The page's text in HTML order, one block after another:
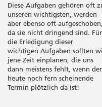
Diese Aufgaben gehören oft
unseren wichtigsten, werden
aber ebenso oft aufgeschoben,
da sie nicht dringend sind. Für
die Erledigung dieser
wichtigen Aufgaben sollten
jene Zeit einplanen, die uns
dann meistens fehlt, wenn der
heute noch fern scheinende
Termin plötzlich da ist!